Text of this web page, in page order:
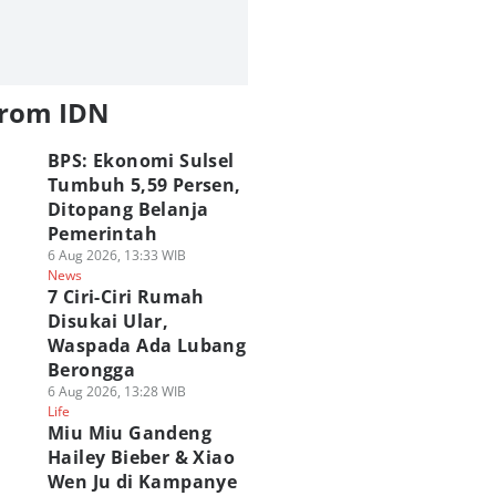
IDN
BPS: Ekonomi Sulsel
Tumbuh 5,59 Persen,
Ditopang Belanja
Pemerintah
6 Aug 2026, 13:33 WIB
News
7 Ciri-Ciri Rumah
Disukai Ular,
Waspada Ada Lubang
Berongga
6 Aug 2026, 13:28 WIB
Life
Miu Miu Gandeng
Hailey Bieber & Xiao
Wen Ju di Kampanye